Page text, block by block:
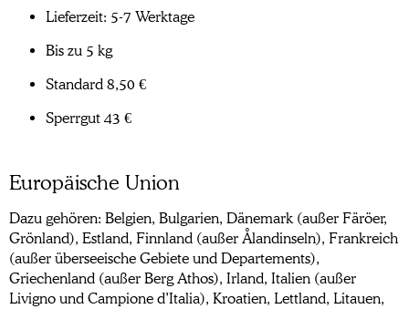
Lieferzeit: 5-7 Werktage
Bis zu 5 kg
Standard 8,50 €
Sperrgut 43 €
Europäische Union
Dazu gehören: Belgien, Bulgarien, Dänemark (außer Färöer,
Grönland), Estland, Finnland (außer Ålandinseln), Frankreich
(außer überseeische Gebiete und Departements),
Griechenland (außer Berg Athos), Irland, Italien (außer
Livigno und Campione d’Italia), Kroatien, Lettland, Litauen,